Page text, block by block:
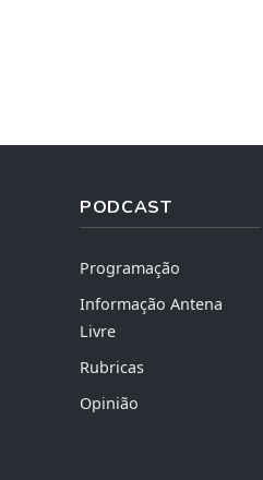
PODCAST
Programação
Informação Antena
Livre
Rubricas
Opinião